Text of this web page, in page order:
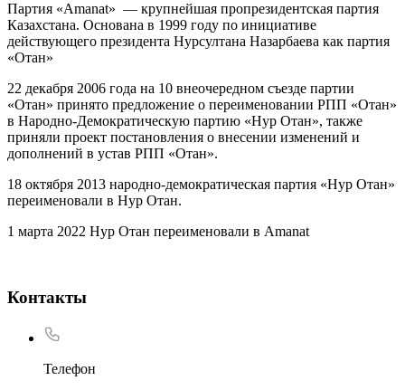
Партия «Amanat» — крупнейшая пропрезидентская партия
Казахстана. Основана в 1999 году по инициативе
действующего президента Нурсултана Назарбаева как партия
«Отан»
22 декабря 2006 года на 10 внеочередном съезде партии
«Отан» принято предложение о переименовании РПП «Отан»
в Народно-Демократическую партию «Нур Отан», также
приняли проект постановления о внесении изменений и
дополнений в устав РПП «Отан».
18 октября 2013 народно-демократическая партия «Нур Отан»
переименовали в Нyр Отан.
1 марта 2022 Нур Отан переименовали в Amanat
Контакты
Телефон